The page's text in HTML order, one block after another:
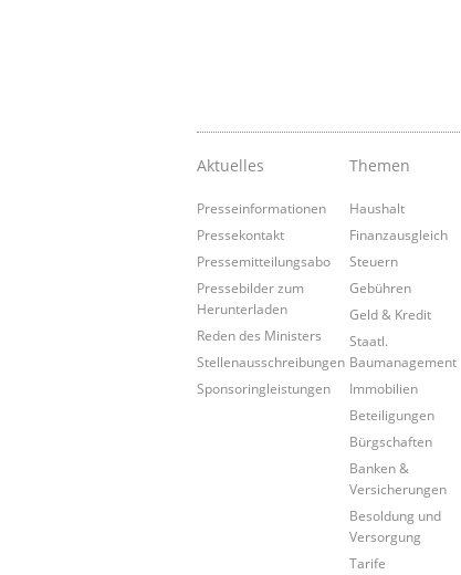
Aktuelles
Presseinformationen
Pressekontakt
Pressemitteilungsabo
Pressebilder zum
Herunterladen
Reden des Ministers
Stellenausschreibungen
Sponsoringleistungen
Themen
Haushalt
Finanzausgleich
Steuern
Gebühren
Geld & Kredit
Staatl.
Baumanagement
Immobilien
Beteiligungen
Bürgschaften
Banken &
Versicherungen
Besoldung und
Versorgung
Tarife